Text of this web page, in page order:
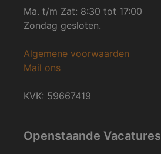
Ma. t/m Zat: 8:30 tot 17:00
Zondag gesloten.
Algemene voorwaarden
Mail ons
KVK: 59667419
Openstaande Vacatures